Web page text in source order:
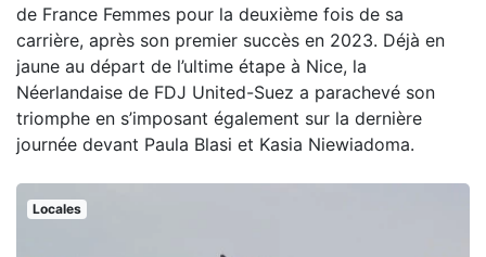
de France Femmes pour la deuxième fois de sa
carrière, après son premier succès en 2023. Déjà en
jaune au départ de l’ultime étape à Nice, la
Néerlandaise de FDJ United-Suez a parachevé son
triomphe en s’imposant également sur la dernière
journée devant Paula Blasi et Kasia Niewiadoma.
Locales